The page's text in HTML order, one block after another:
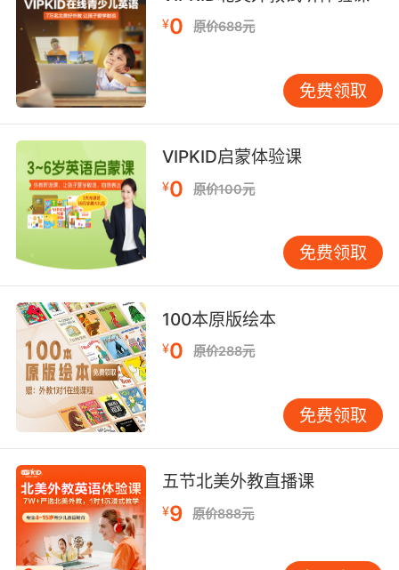
们学习英语的影响是非常大的。而优秀的外教老
师能够根据孩子的学习情况来制作一套教学方
案，从而提高孩子们的英语知识。
4、考察教学环境
家长在决定为孩子们选择英语培训机构之前，应
该先对培训机构的教学环境进行考察。因为教学
环境的好坏对于孩子们的学习会有着直接的影
响，所以说在选择培训机构的时候一定要重视培
训机构的教学环境。在考察教学环境的时候，主
要就是看看培训机构的装修环境怎么样，是否存
在装修污染、异味等。
5、进行免费试听
程，所以家长们在为孩子们选择培训机构的时
候，应该带着孩子们去试听一下该培训机构的课
程，从而观察是否能够勾引起孩子学习英语的兴
趣。
很多的家长为了能够让孩子们学习好英语，都会
为孩子报名去英语培训机构学习，这样所达到的
学习效果也是最好的。但是上文为家长们所介绍
的少儿英语怎么选择培训机构，是家长们应该了
解清楚的。
¥0 原价688元
免费领取
VIPKID启蒙体验课
¥0 原价100元
免费领取
100本原版绘本
¥0 原价288元
免费领取
五节北美外教直播课
¥9 原价888元